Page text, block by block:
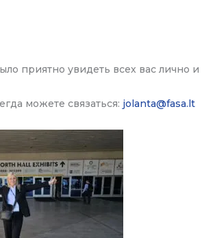
приятно увидеть всех вас лично
можете связаться: jolanta@fasa.lt